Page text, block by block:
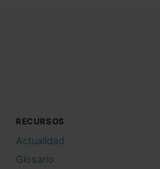
RECURSOS
Actualidad
Glosario